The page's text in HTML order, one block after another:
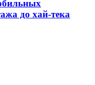
до хай-тека